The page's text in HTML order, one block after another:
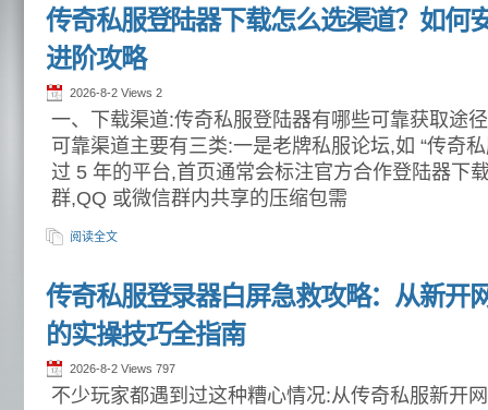
传奇私服登陆器下载怎么选渠道？如何
进阶攻略
2026-8-2 Views 2
一、下载渠道:传奇私服登陆器有哪些可靠获取途
可靠渠道主要有三类:一是老牌私服论坛,如 “传奇
过 5 年的平台,首页通常会标注官方合作登陆器下
群,QQ 或微信群内共享的压缩包需
阅读全文
传奇私服登录器白屏急救攻略：从新开
的实操技巧全指南
2026-8-2 Views 797
不少玩家都遇到过这种糟心情况:从传奇私服新开